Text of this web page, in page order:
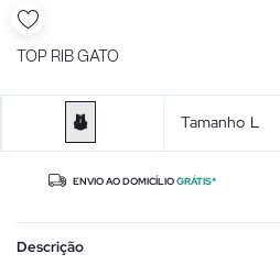
TOP RIB GATO
Tamanho L
ENVIO AO DOMICÍLIOGRÁTIS*
Descrição